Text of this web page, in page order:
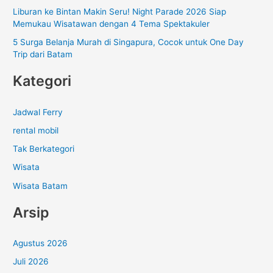
Liburan ke Bintan Makin Seru! Night Parade 2026 Siap
Memukau Wisatawan dengan 4 Tema Spektakuler
5 Surga Belanja Murah di Singapura, Cocok untuk One Day
Trip dari Batam
Kategori
Jadwal Ferry
rental mobil
Tak Berkategori
Wisata
Wisata Batam
Arsip
Agustus 2026
Juli 2026